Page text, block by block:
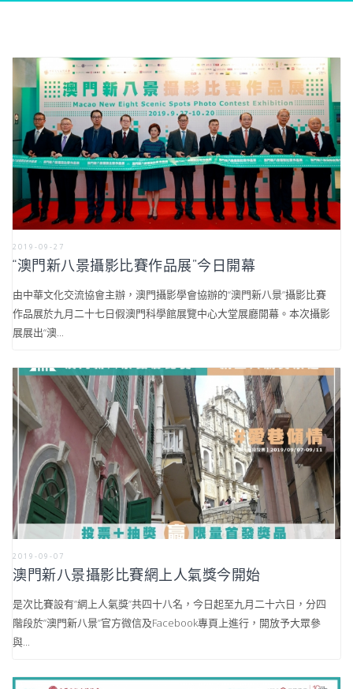
2019-09-27
“澳門新八景攝影比賽作品展”今日開幕
由中華文化交流協會主辦，澳門攝影學會協辦的“澳門新八景”攝影比賽
作品展於九月二十七日假澳門科學館展覽中心大堂展廳開幕。本次攝影
展展出“澳...
2019-09-07
澳門新八景攝影比賽網上人氣獎今開始
是次比賽設有”網上人氣獎”共四十八名，今日起至九月二十六日，分四
階段於”澳門新八景”官方微信及Facebook專頁上進行，開放予大眾參
與...